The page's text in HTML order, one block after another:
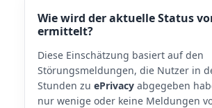
Wie wird der aktuelle Status
ermittelt?
Diese Einschätzung basiert auf den
Störungsmeldungen, die Nutzer in
Stunden zu ePrivacy abgegeben
nur wenige oder keine Meldungen